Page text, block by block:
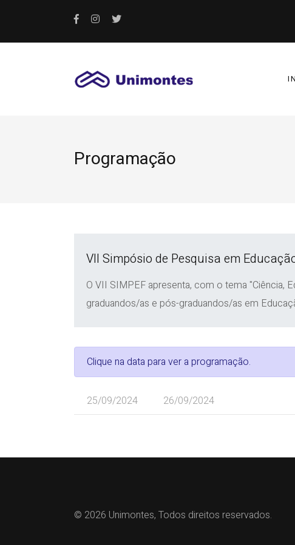
Programação
VII Simpósio de Pesquisa em
O VII SIMPEF apresenta, com o tema "Ciência,
graduandos/as e pós-graduandos/as em
Clique na data para ver a programação.
25/09/2024 26/09/2024
© 2026 Unimontes, Todos direitos reservados.